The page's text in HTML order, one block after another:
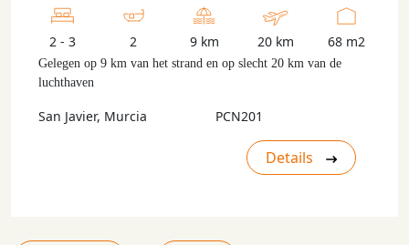
2 - 3 2 9 km 20 km 68 m2
Gelegen op 9 km van het strand en op slecht 20 km van de
luchthaven
San Javier, Murcia PCN201
Details